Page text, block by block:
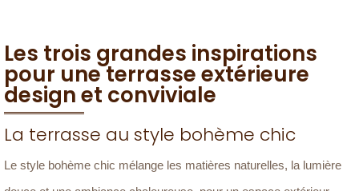
Les trois grandes inspirations
pour une terrasse extérieure
design et conviviale
La terrasse au style bohème chic
Le style bohème chic mélange les matières naturelles, la lumière